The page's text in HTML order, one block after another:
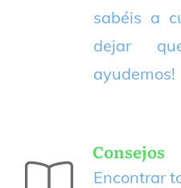
sabéis a
dejar
ayudemos!
Consejos
Encontrar